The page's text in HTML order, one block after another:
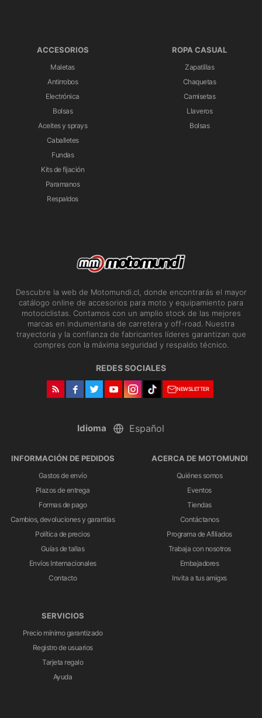
ACCESORIOS
Maletas
Antirrobos
Electrónica
Bolsas
Aceites y sprays
Caballetes
Fundas
Kits de fijación
Paramanos
Respaldos
ROPA CASUAL
Zapatillas
Chaquetas
Camisetas
Llaveros
Bolsas
Descubre la web de Motomundi.cl, donde encontrarás el mayor
catálogo online de accesorios para moto y equipamiento para
motociclistas. Contamos con un amplio stock de las mejores
marcas en indumentaria de carretera y off-road. Nuestra
trayectoria y la confianza de fabricantes líderes garantizan que
compres con la máxima seguridad y respaldo técnico.
REDES SOCIALES
NEWSLETTER
Idioma
INFORMACIÓN DE PEDIDOS
Gastos de envío
Plazos de entrega
Formas de pago
Cambios, devoluciones y garantías
Política de precios
Guías de tallas
Envíos Internacionales
Contacto
ACERCA DE MOTOMUNDI
Quiénes somos
Eventos
Tiendas
Contáctanos
Programa de Afiliados
Trabaja con nosotros
Embajadores
Invita a tus amigxs
SERVICIOS
Precio mínimo garantizado
Registro de usuarios
Tarjeta regalo
Ayuda